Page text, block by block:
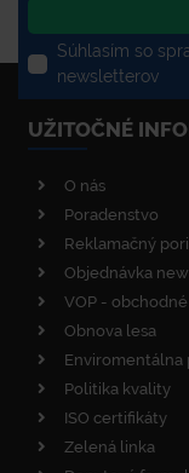
Súhlasím so
newsletterov
UŽITOČNÉ
O nás
Poradenstvo
Reklamačný
Objednávka
VOP -
Obnova lesa
Enviromentálna
Politika kvality
ISO certifikáty
Zelená linka